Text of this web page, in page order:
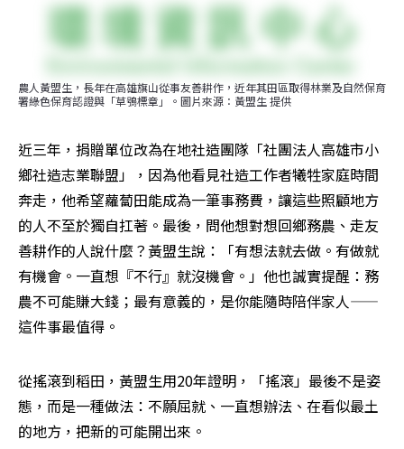
農人黃盟生，長年在高雄旗山從事友善耕作，近年其田區取得林業及自然保育
署綠色保育認證與「草鴞標章」。圖片來源：黃盟生 提供
近三年，捐贈單位改為在地社造團隊「社團法人高雄市小
鄉社造志業聯盟」，因為他看見社造工作者犧牲家庭時間
奔走，他希望蘿蔔田能成為一筆事務費，讓這些照顧地方
的人不至於獨自扛著。最後，問他想對想回鄉務農、走友
善耕作的人說什麼？黃盟生說：「有想法就去做。有做就
有機會。一直想『不行』就沒機會。」他也誠實提醒：務
農不可能賺大錢；最有意義的，是你能隨時陪伴家人——
這件事最值得。
從搖滾到稻田，黃盟生用20年證明，「搖滾」最後不是姿
態，而是一種做法：不願屈就、一直想辦法、在看似最土
的地方，把新的可能開出來。